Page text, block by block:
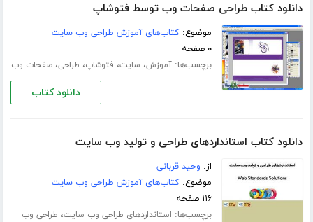
دانلود کتاب طراحی صفحات وب توسط فتوشاپ
موضوع:کتاب‌های آموزش طراحی وب سایت
۰ صفحه
برچسب‌ها:آموزش، سایت، فتوشاپ، طراحی،صفحات وب
دانلود کتاب
دانلود کتاب استانداردهای طراحی و تولید وب سایت
از: وحید قربانی
موضوع:کتاب‌های آموزش طراحی وب سایت
۱۱۶ صفحه
برچسب‌ها: استانداردهای طراحی وب سایت، طراحی وب